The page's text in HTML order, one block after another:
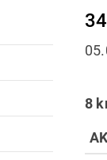
8
AK